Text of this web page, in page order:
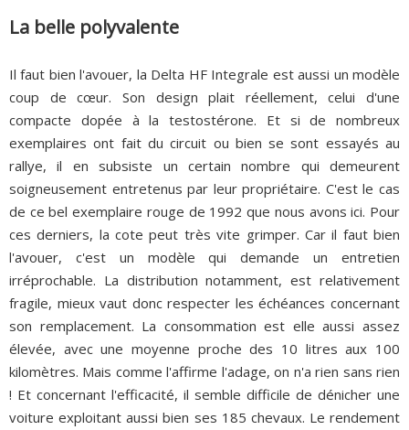
La belle polyvalente
Il faut bien l'avouer, la Delta HF Integrale est aussi un modèle
coup de cœur. Son design plait réellement, celui d'une
compacte dopée à la testostérone. Et si de nombreux
exemplaires ont fait du circuit ou bien se sont essayés au
rallye, il en subsiste un certain nombre qui demeurent
soigneusement entretenus par leur propriétaire. C'est le cas
de ce bel exemplaire rouge de 1992 que nous avons ici. Pour
ces derniers, la cote peut très vite grimper. Car il faut bien
l'avouer, c'est un modèle qui demande un entretien
irréprochable. La distribution notamment, est relativement
fragile, mieux vaut donc respecter les échéances concernant
son remplacement. La consommation est elle aussi assez
élevée, avec une moyenne proche des 10 litres aux 100
kilomètres. Mais comme l'affirme l'adage, on n'a rien sans rien
! Et concernant l'efficacité, il semble difficile de dénicher une
voiture exploitant aussi bien ses 185 chevaux. Le rendement